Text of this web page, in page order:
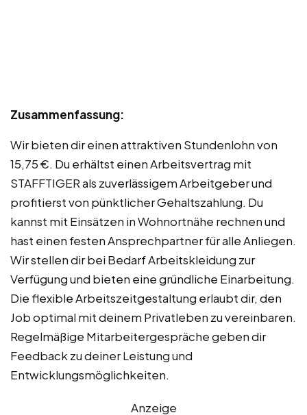
Zusammenfassung:
Wir bieten dir einen attraktiven Stundenlohn von
15,75 €. Du erhältst einen Arbeitsvertrag mit
STAFFTIGER als zuverlässigem Arbeitgeber und
profitierst von pünktlicher Gehaltszahlung. Du
kannst mit Einsätzen in Wohnortnähe rechnen und
hast einen festen Ansprechpartner für alle Anliegen.
Wir stellen dir bei Bedarf Arbeitskleidung zur
Verfügung und bieten eine gründliche Einarbeitung.
Die flexible Arbeitszeitgestaltung erlaubt dir, den
Job optimal mit deinem Privatleben zu vereinbaren.
Regelmäßige Mitarbeitergespräche geben dir
Feedback zu deiner Leistung und
Entwicklungsmöglichkeiten.
Anzeige